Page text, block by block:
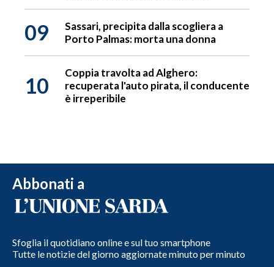
09
Sassari, precipita dalla scogliera a
Porto Palmas: morta una donna
10
Coppia travolta ad Alghero:
recuperata l'auto pirata, il conducente
è irreperibile
Abbonati a
Sfoglia il quotidiano online e sul tuo smartphone
Tutte le notizie del giorno aggiornate minuto per minuto